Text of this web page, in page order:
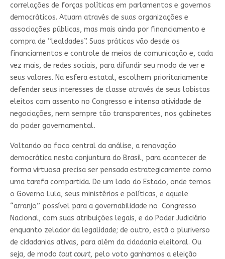
correlações de forças políticas em parlamentos e governos
democráticos. Atuam através de suas organizações e
associações públicas, mas mais ainda por financiamento e
compra de “lealdades”. Suas práticas vão desde os
financiamentos e controle de meios de comunicação e, cada
vez mais, de redes sociais, para difundir seu modo de ver e
seus valores. Na esfera estatal, escolhem prioritariamente
defender seus interesses de classe através de seus lobistas
eleitos com assento no Congresso e intensa atividade de
negociações, nem sempre tão transparentes, nos gabinetes
do poder governamental.
Voltando ao foco central da análise, a renovação
democrática nesta conjuntura do Brasil, para acontecer de
forma virtuosa precisa ser pensada estrategicamente como
uma tarefa compartida. De um lado do Estado, onde temos
o Governo Lula, seus ministérios e políticas, e aquele
“arranjo” possível para a governabilidade no Congresso
Nacional, com suas atribuições legais, e do Poder Judiciário
enquanto zelador da legalidade; de outro, está o pluriverso
de cidadanias ativas, para além da cidadania eleitoral. Ou
seja, de modo tout court, pelo voto ganhamos a eleição